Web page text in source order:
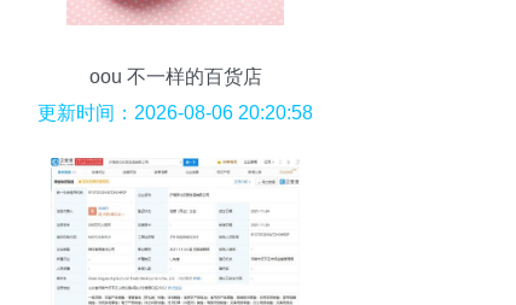
oou 不一样的百货店
更新时间：2026-08-06 20:20:58